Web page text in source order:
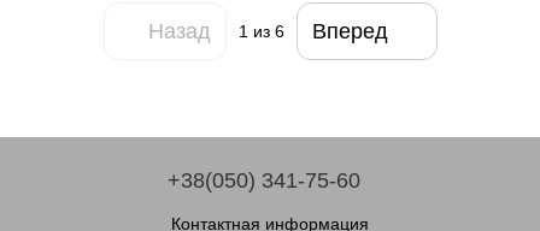
Назад 1 из 6 Вперед
+38(050) 341-75-60
Контактная информация